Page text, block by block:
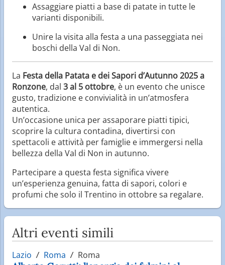
Assaggiare piatti a base di patate in tutte le
varianti disponibili.
Unire la visita alla festa a una passeggiata nei
boschi della Val di Non.
La Festa della Patata e dei Sapori d’Autunno 2025 a
Ronzone, dal 3 al 5 ottobre, è un evento che unisce
gusto, tradizione e convivialità in un’atmosfera
autentica.
Un’occasione unica per assaporare piatti tipici,
scoprire la cultura contadina, divertirsi con
spettacoli e attività per famiglie e immergersi nella
bellezza della Val di Non in autunno.
Partecipare a questa festa significa vivere
un’esperienza genuina, fatta di sapori, colori e
profumi che solo il Trentino in ottobre sa regalare.
Altri eventi simili
Lazio Roma Roma